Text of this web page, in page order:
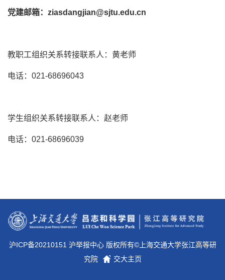
党建邮箱：ziasdangjian@sjtu.edu.cn
教职工组织关系转接联系人：黄老师
电话：021-68696043
学生组织关系转接联系人：赵老师
电话：021-68696039
沪ICP备20210151 沪举报中心 版权所有©上海交通大学张江高等研
究院
交大主页